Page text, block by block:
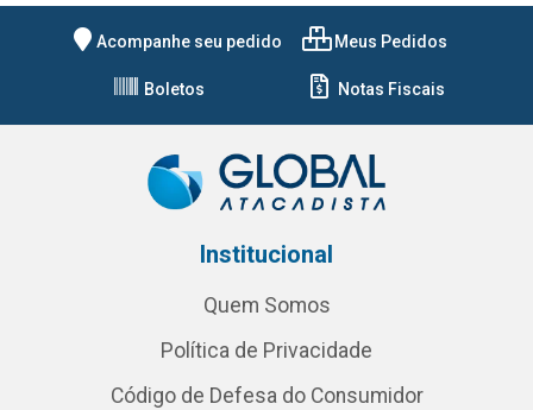
Acompanhe seu pedido Meus Pedidos
Boletos Notas Fiscais
Institucional
Quem Somos
Política de Privacidade
Código de Defesa do Consumidor